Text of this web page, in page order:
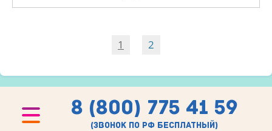
1 2
8 (800) 775 41 59
(звонок по рф бесплатный)